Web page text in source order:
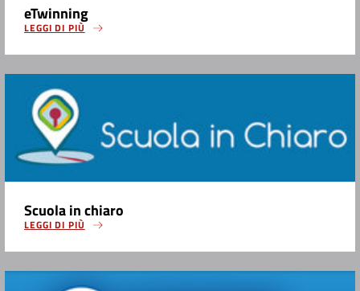
eTwinning
LEGGI DI PIÙ
Scuola in chiaro
LEGGI DI PIÙ